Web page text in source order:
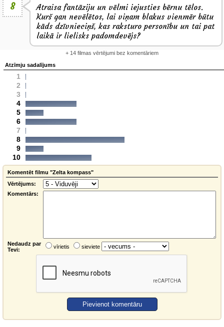
8
Atraisa fantāziju un vēlmi iejusties bērnu tēlos.
Kurš gan nevēlētos, lai viņam blakus vienmēr būtu
kāds dzīvnieciņš, kas raksturo personību un tai pat
laikā ir lielisks padomdevējs?
+ 14 filmas vērtējumi bez komentāriem
Atzīmju sadalījums
1
2
3
4
5
6
7
8
9
10
Komentēt filmu "Zelta kompass"
Vērtējums:
Komentārs:
Nedaudz par
Tevi:
vīrietis sieviete